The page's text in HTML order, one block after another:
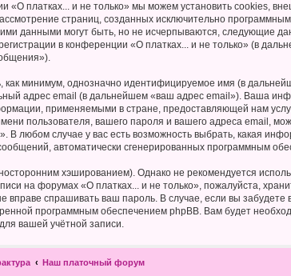
«О платках... и не только» мы можем установить cookies,
страниц, созданных исключительно
данными могут быть, но не исчерпываются, следующие
в конференции «О платках... и не только» (в
как минимум, однозначно идентифицируемое имя (в
адрес email (в дальнейшем «ваш адрес email»). Ваша
применяемыми в стране, предоставляющей нам
пользователя, вашего пароля и вашего адреса email,
В любом случае у вас есть возможность выбрать, какая
автоматически сгенерированных программным
хэшированием). Однако не рекомендуется
на форумах «О платках... и не только», пожалуйста,
вправе спрашивать ваш пароль. В случае, если вы
программным обеспечением phpBB. Вам будет
вашей учётной записи.
Наш платочный форум